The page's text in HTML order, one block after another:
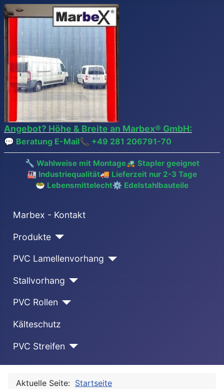
Angebot? Höhe & Breite an Marbex® GmbH:
💬 Beratung E-Mail📞 +49 281 206791-70
🔧 Wahlweise mit Montage🚜 Stapler geeignet
🏭 Industriequalität🚚 Lieferzeit nur 2-3 Tage
🥗 Lebensmittelecht⚙️ Edelstahlbauteile
Marbex - Kontakt
Produkte
PVC Lamellenvorhang
Stallvorhang
PVC Rollen
Kälteschutz
PVC Streifen
Aktuelle Seite: Startseite